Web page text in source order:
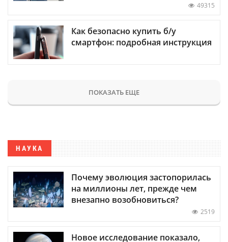
49315
Как безопасно купить б/у
смартфон: подробная инструкция
ПОКАЗАТЬ ЕЩЕ
НАУКА
Почему эволюция застопорилась
на миллионы лет, прежде чем
внезапно возобновиться?
2519
Новое исследование показало,